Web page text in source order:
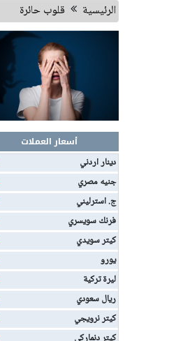
الرئيسية قلوب حائرة
أسعار العملات
دينار اردني
جنيه مصري
ج. استرليني
فرنك سويسري
كيتر سويدي
يورو
ليرة تركية
ريال سعودي
كيتر نرويجي